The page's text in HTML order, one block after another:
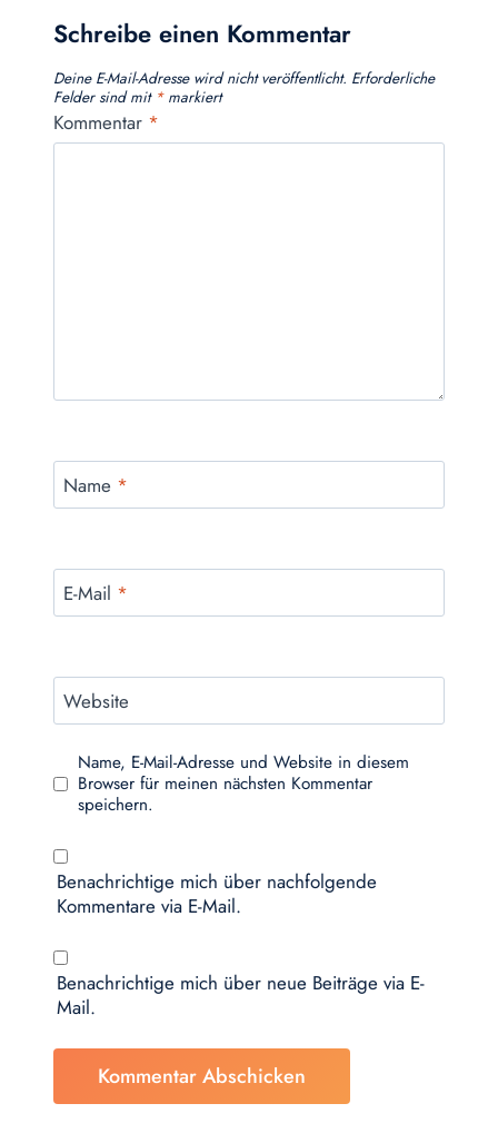
Schreibe einen Kommentar
Deine E-Mail-Adresse wird nicht veröffentlicht. Erforderliche
Felder sind mit *markiert
Kommentar *
Name *
E-Mail *
Website
Name, E-Mail-Adresse und Website in diesem
Browser für meinen nächsten Kommentar
speichern.
Benachrichtige mich über nachfolgende
Kommentare via E-Mail.
Benachrichtige mich über neue Beiträge via E-
Mail.